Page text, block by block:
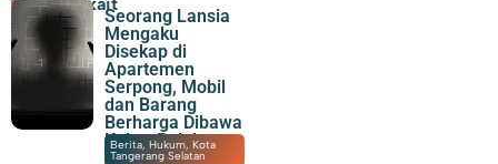
Seorang Lansia
Mengaku
Disekap di
Apartemen
Serpong, Mobil
dan Barang
Berharga Dibawa
Kabur Pelaku
08/08/2026|23:30
Berita,Hukum,Kota
Tangerang Selatan